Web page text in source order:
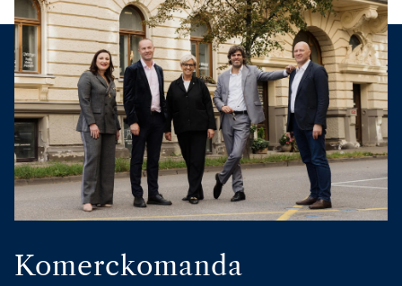
Komerckomanda